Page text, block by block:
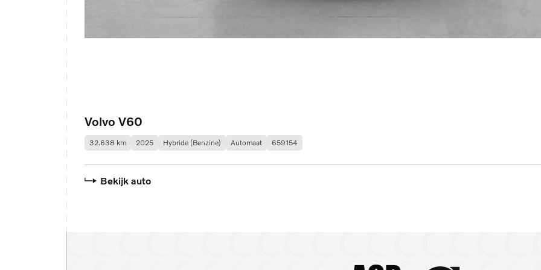
Volvo V60
32.638 km 2025 Hybride (Benzine) Automaat 659154
Bekijk auto